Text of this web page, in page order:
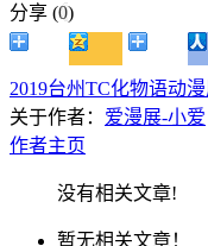
分享 (0)
2019台州TC化物语动
关于作者： 爱漫展-小爱
作者主页
没有相关文章!
暂无相关文章！